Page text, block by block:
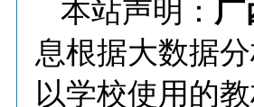
本站声明：
息根据大数据
以学校使用的